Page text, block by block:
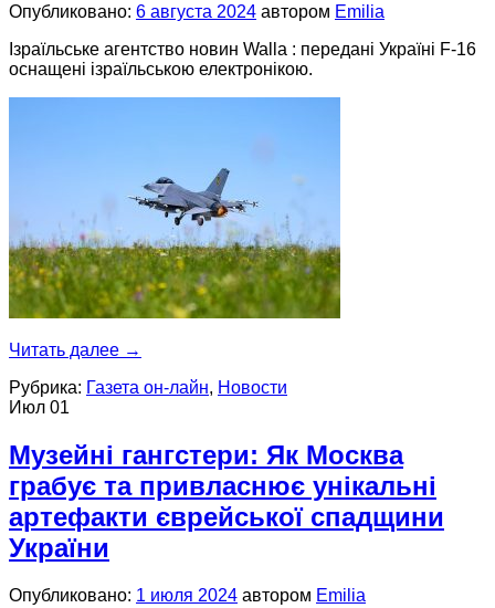
Опубликовано: 6 августа 2024 автором Emilia
Ізраїльське агентство новин Walla : передані Україні F-16
оснащені ізраїльською електронікою.
Читать далее →
Рубрика: Газета он-лайн, Новости
Июл 01
Музейні гангстери: Як Москва
грабує та привласнює унікальні
артефакти єврейської спадщини
України
Опубликовано: 1 июля 2024 автором Emilia